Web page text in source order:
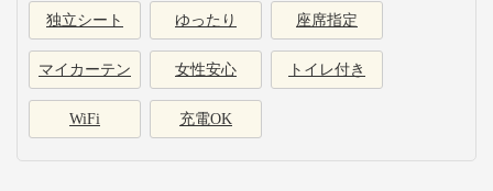
独立シート ゆったり 座席指定
マイカーテン 女性安心 トイレ付き
WiFi 充電OK